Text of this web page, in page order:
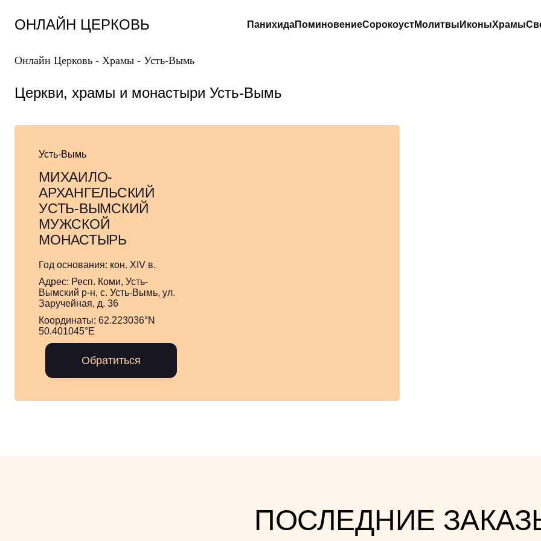
содержанию
ОНЛАЙН ЦЕРКОВЬ ПанихидаПоминовениеСорокоустМолитвы ИконыХрамы
Онлайн Церковь - Храмы - Усть-Вымь
Церкви, храмы и монастыри Усть-Вымь
Усть-Вымь
МИХАИЛО-
АРХАНГЕЛЬСКИЙ
УСТЬ-ВЫМСКИЙ
МУЖСКОЙ
МОНАСТЫРЬ
Год основания: кон. XIV в.
Адрес: Респ. Коми, Усть-
Вымский р-н, с. Усть-Вымь, ул.
Заручейная, д. 36
Координаты: 62.223036°N
50.401045°E
Обратиться
ПОСЛЕДНИЕ